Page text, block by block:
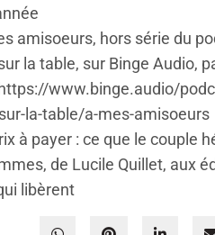
amisoeurs, hors série du
la table, sur Binge Audio,
www.binge.audio/
la-table/a-mes-amisoeurs
à payer : ce que le couple
de Lucile Quillet, aux
libèrent